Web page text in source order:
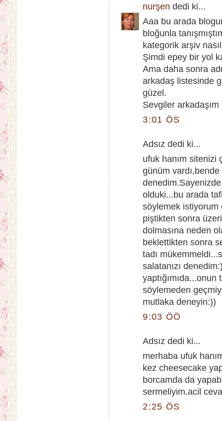
nurşen dedi ki...
Aaa bu arada
bloğunla
kategorik arşiv
Şimdi epey bir yol
Ama daha sonra
arkadaş listesinde
güzel.
Sevgiler arkadaşım
3:01 ÖS
Adsız dedi ki...
ufuk hanım
günüm
olduki...bu arada
söylemek istiyorum
piştikten sonra
dolmasına neden
beklettikten sonra
tadı
salatanızı
söylemeden
mutlaka deneyin:))
9:03 ÖÖ
Adsız dedi ki...
merhaba ufuk
kez cheesecake
borcamda da
sermeliyim.acil
2:25 ÖS